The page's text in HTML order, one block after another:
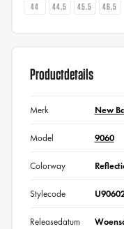
44
44.5 45.5 46.5
Productdetails
Merk New
Model 9060
Colorway
Stylecode
Releasedatum